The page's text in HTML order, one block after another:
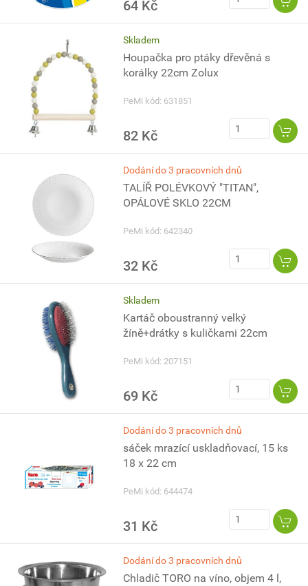
64 Kč
Skladem
Houpačka pro ptáky dřevěná s
korálky 22cm Zolux
PeMi kód: 631851
82 Kč
Dodání do 3 pracovních dnů
TALÍŘ POLÉVKOVÝ "TITAN",
OPÁLOVÉ SKLO 22CM
PeMi kód: 642340
32 Kč
Skladem
Kartáč oboustranný velký
žíně+drátky s kuličkami 22cm
PeMi kód: 207151
69 Kč
Dodání do 3 pracovních dnů
sáček mrazící uskladňovací, 15 ks
18 x 22 cm
PeMi kód: 644474
31 Kč
Dodání do 3 pracovních dnů
Chladič TORO na víno, objem 4 l,